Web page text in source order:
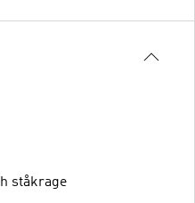
ståkrage